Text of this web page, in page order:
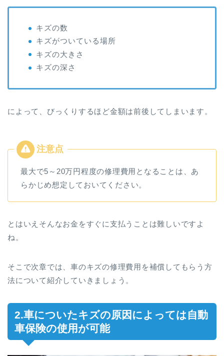
キズの数
キズがついている場所
キズの大きさ
キズの深さ
によって、びっくりするほど金額は前後してしまいます。
最大で5～20万円程度の修理費用となることは、あ
らかじめ想定しておいてください。
とはいえそんなお金をすぐに支払うことは難しいですよ
ね。
そこで次章では、車のキズの修理費用を補償してもらう方
法について紹介していきましょう。
2.車についたキズの原因によっては自動
車保険の使用が可能